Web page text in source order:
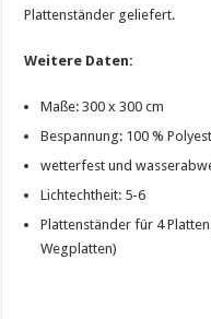
Plattenständer geliefert.
Weitere Daten:
Maße: 300 x 300 cm
Bespannung: 100 %
wetterfest und
Lichtechtheit: 5-6
Plattenständer für 4
Wegplatten)